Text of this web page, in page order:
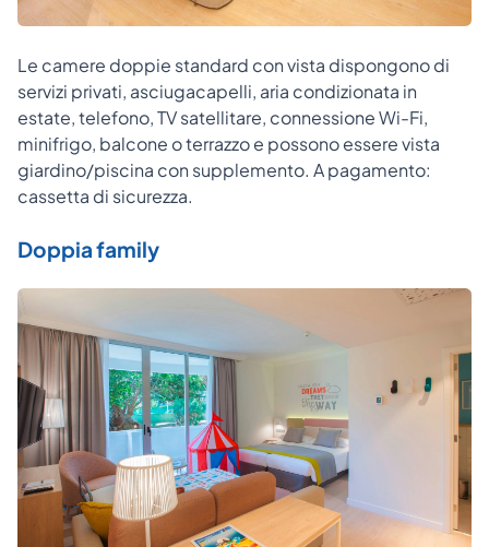
Le camere doppie standard con vista dispongono di
servizi privati, asciugacapelli, aria condizionata in
estate, telefono, TV satellitare, connessione Wi-Fi,
minifrigo, balcone o terrazzo e possono essere vista
giardino/piscina con supplemento. A pagamento:
cassetta di sicurezza.
Doppia family